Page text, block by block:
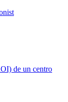
de un centro